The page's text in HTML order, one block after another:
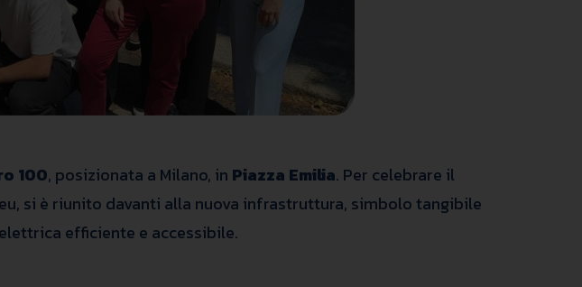
100, posizionata a Milano, in Piazza Emilia. Per celebrare il
si è riunito davanti alla nuova infrastruttura, simbolo tangibile
efficiente e accessibile.